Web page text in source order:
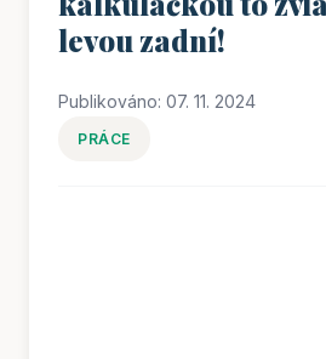
levou zadní!
Publikováno: 07. 11. 2024
PRÁCE